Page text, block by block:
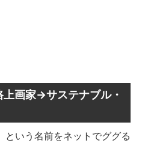
画家→サステナブル・
という名前をネットでググる